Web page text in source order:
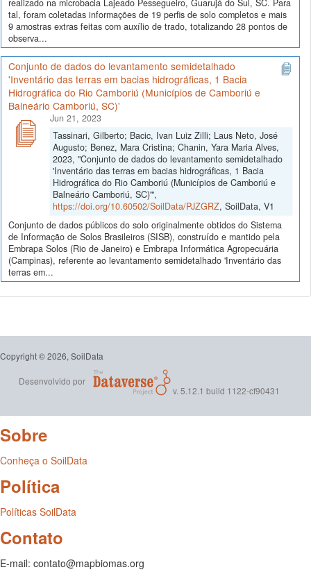
realizado na microbacia Lajeado Pessegueiro, Guarujá do Sul, SC. Para
tal, foram coletadas informações de 19 perfis de solo completos e mais
9 amostras extras feitas com auxílio de trado, totalizando 28 pontos de
observa...
Conjunto de dados do levantamento semidetalhado
'Inventário das terras em bacias hidrográficas, 1 Bacia
Hidrográfica do Rio Camboriú (Municípios de Camboriú e
Balneário Camboriú, SC)'
Jun 21, 2023
Tassinari, Gilberto; Bacic, Ivan Luiz Zilli; Laus Neto, José
Augusto; Benez, Mara Cristina; Chanin, Yara Maria Alves,
2023, "Conjunto de dados do levantamento semidetalhado
'Inventário das terras em bacias hidrográficas, 1 Bacia
Hidrográfica do Rio Camboriú (Municípios de Camboriú e
Balneário Camboriú, SC)'",
https://doi.org/10.60502/SoilData/PJZGRZ, SoilData, V1
Conjunto de dados públicos do solo originalmente obtidos do Sistema
de Informação de Solos Brasileiros (SISB), construído e mantido pela
Embrapa Solos (Rio de Janeiro) e Embrapa Informática Agropecuária
(Campinas), referente ao levantamento semidetalhado 'Inventário das
terras em...
Copyright © 2026, SoilData
Desenvolvido por
v. 5.12.1 build 1122-cf90431
Sobre
Conheça o SoilData
Política
Políticas SoilData
Contato
E-mail: contato@mapbiomas.org